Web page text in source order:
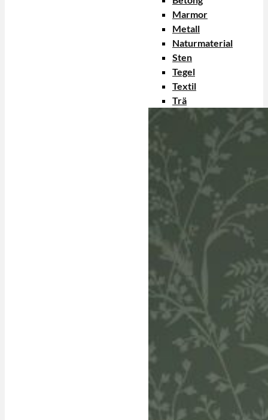
Marmor
Metall
Naturmaterial
Sten
Tegel
Textil
Trä